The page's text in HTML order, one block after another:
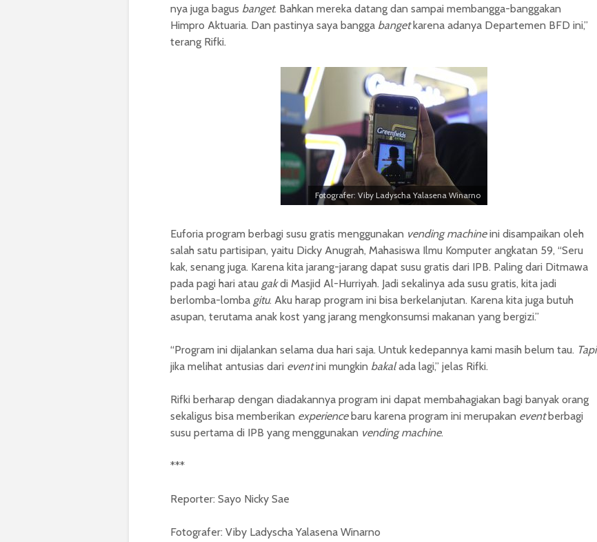
nya juga bagus banget. Bahkan mereka datang dan sampai membangga-banggakan
Himpro Aktuaria. Dan pastinya saya bangga bangetkarena adanya Departemen BFD ini,”
terang Rifki.
Fotografer: Viby Ladyscha Yalasena Winarno
Euforia program berbagi susu gratis menggunakan vending machineini disampaikan oleh
salah satu partisipan, yaitu Dicky Anugrah, Mahasiswa Ilmu Komputer angkatan 59, “Seru
kak, senang juga. Karena kita jarang-jarang dapat susu gratis dari IPB. Paling dari Ditmawa
pada pagi hari atau gakdi Masjid Al-Hurriyah. Jadi sekalinya ada susu gratis, kita jadi
berlomba-lomba gitu. Aku harap program ini bisa berkelanjutan. Karena kita juga butuh
asupan, terutama anak kost yang jarang mengkonsumsi makanan yang bergizi.”
“Program ini dijalankan selama dua hari saja. Untuk kedepannya kami masih belum tau. Tapi
jika melihat antusias dari eventini mungkin bakalada lagi,” jelas Rifki.
Rifki berharap dengan diadakannya program ini dapat membahagiakan bagi banyak orang
sekaligus bisa memberikan experiencebaru karena program ini merupakan eventberbagi
susu pertama di IPB yang menggunakan vending machine.
***
Reporter: Sayo Nicky Sae
Fotografer: Viby Ladyscha Yalasena Winarno